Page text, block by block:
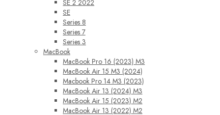
SE 2 2022
SE
Series 8
Series 7
Series 3
MacBook
MacBook Pro 16 (2023) M3
MacBook Air 15 M3 (2024)
Macbook Pro 14 M3 (2023)
MacBook Air 13 (2024) M3
MacBook Air 15 (2023) M2
MacBook Air 13 (2022) M2